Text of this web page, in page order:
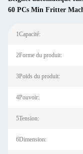
60 PCs Min Fritter
1Capacité:
2Forme du produit:
3Poids du produit:
4Pouvoir:
5Tension:
6Dimension: